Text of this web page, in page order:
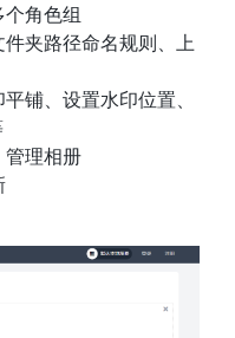
角色组
夹路径命名规则、上
铺、设置水印位置、
管理相册